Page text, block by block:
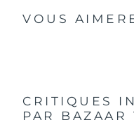
VOUS
CRITIQUES
PAR BAZAAR